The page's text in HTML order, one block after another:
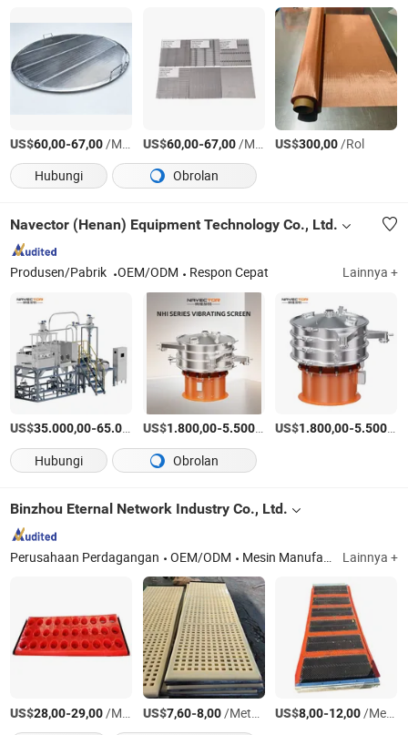
US$60,00-67,00/Meter persegi US$60,00-67,00/Meter persegi US$300,00/Rol
Hubungi
Obrolan
Navector (Henan) Equipment Technology Co., Ltd.
Produsen/Pabrik OEM/ODM Respon Cepat Lainnya +
US$35.000,00-65.000,00 /Atur
US$1.800,00-5.500,00 /Atur
US$1.800,00-5.500,00
Hubungi
Obrolan
Binzhou Eternal Network Industry Co., Ltd.
Perusahaan Perdagangan OEM/ODM Mesin Manufaktur & Pengolahan Lainnya +
US$28,00-29,00/Meter persegi US$7,60-8,00/Meter persegi US$8,00-12,00/Meter persegi